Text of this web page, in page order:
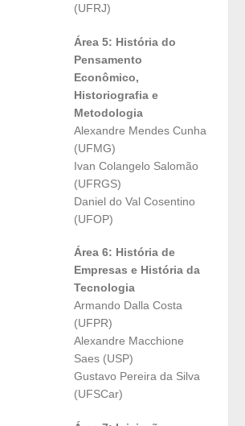
(UFRJ)
Área 5: História do
Pensamento
Econômico,
Historiografia e
Metodologia
Alexandre Mendes Cunha
(UFMG)
Ivan Colangelo Salomão
(UFRGS)
Daniel do Val Cosentino
(UFOP)
Área 6: História de
Empresas e História da
Tecnologia
Armando Dalla Costa
(UFPR)
Alexandre Macchione
Saes (USP)
Gustavo Pereira da Silva
(UFSCar)